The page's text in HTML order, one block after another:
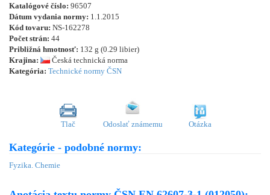
Katalógové číslo: 96507
Dátum vydania normy: 1.1.2015
Kód tovaru: NS-162278
Počet strán: 44
Približná hmotnosť: 132 g (0.29 libier)
Krajina:
Česká technická norma
Kategória: Technické normy ČSN
Tlač Odoslať známemu Otázka
Kategórie - podobné normy:
Fyzika. Chemie